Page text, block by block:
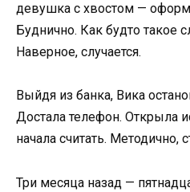
девушка с хвостом —
Буднично. Как будто такое
Наверное, случается.
Выйдя из банка, Вика
Достала телефон. Открыла
начала считать. Методично,
Три месяца назад —